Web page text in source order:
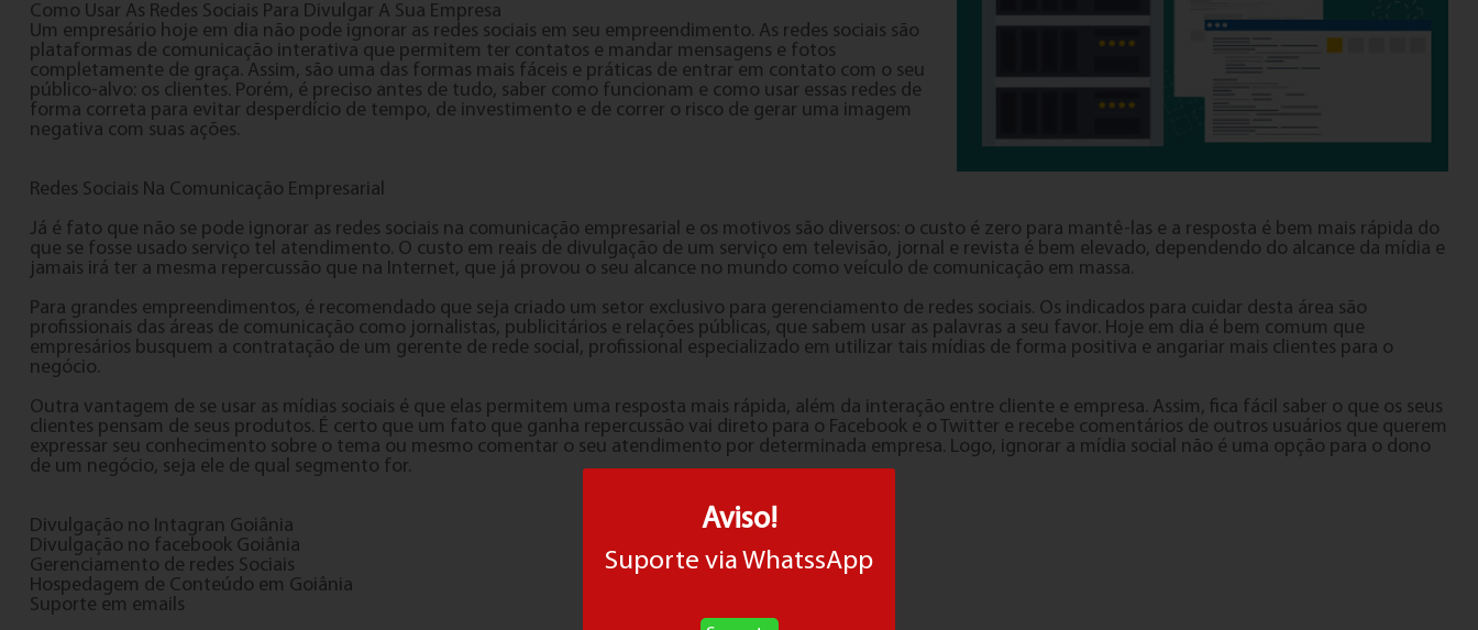
Aviso!
Suporte via WhatssApp
Como Usar As Redes Sociais Para Divulgar A Sua Empresa
Um empresário hoje em dia não pode ignorar as redes sociais em seu empreendimento. As redes sociais são
plataformas de comunicação interativa que permitem ter contatos e mandar mensagens e fotos
completamente de graça. Assim, são uma das formas mais fáceis e práticas de entrar em contato com o seu
público-alvo: os clientes. Porém, é preciso antes de tudo, saber como funcionam e como usar essas redes de
forma correta para evitar desperdício de tempo, de investimento e de correr o risco de gerar uma imagem
negativa com suas ações.
Redes Sociais Na Comunicação Empresarial
Já é fato que não se pode ignorar as redes sociais na comunicação empresarial e os motivos são diversos: o custo é zero para mantê-las e a resposta é bem mais rápida do
que se fosse usado serviço tel atendimento. O custo em reais de divulgação de um serviço em televisão, jornal e revista é bem elevado, dependendo do alcance da mídia e
jamais irá ter a mesma repercussão que na Internet, que já provou o seu alcance no mundo como veículo de comunicação em massa.
Para grandes empreendimentos, é recomendado que seja criado um setor exclusivo para gerenciamento de redes sociais. Os indicados para cuidar desta área são
profissionais das áreas de comunicação como jornalistas, publicitários e relações públicas, que sabem usar as palavras a seu favor. Hoje em dia é bem comum que
empresários busquem a contratação de um gerente de rede social, profissional especializado em utilizar tais mídias de forma positiva e angariar mais clientes para o
negócio.
Outra vantagem de se usar as mídias sociais é que elas permitem uma resposta mais rápida, além da interação entre cliente e empresa. Assim, fica fácil saber o que os seus
clientes pensam de seus produtos. É certo que um fato que ganha repercussão vai direto para o Facebook e o Twitter e recebe comentários de outros usuários que querem
expressar seu conhecimento sobre o tema ou mesmo comentar o seu atendimento por determinada empresa. Logo, ignorar a mídia social não é uma opção para o dono
de um negócio, seja ele de qual segmento for.
Divulgação no Intagran Goiânia
Divulgação no facebook Goiânia
Gerenciamento de redes Sociais
Hospedagem de Conteúdo em Goiânia
Suporte em emails